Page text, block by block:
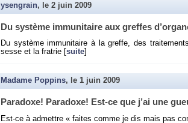
ysengrain, le 2 juin 2009
Du sys­tème im­mu­ni­taire aux greffes
Du sys­tème im­mu­ni­taire à la greffe, des
sesse et la fra­trie [ suite
Madame Poppins, le 1 juin 2009
Pa­ra­doxe! Pa­ra­doxe! Est-ce que j’ai une
Est-ce à ad­mettre « faites comme je dis mais pas